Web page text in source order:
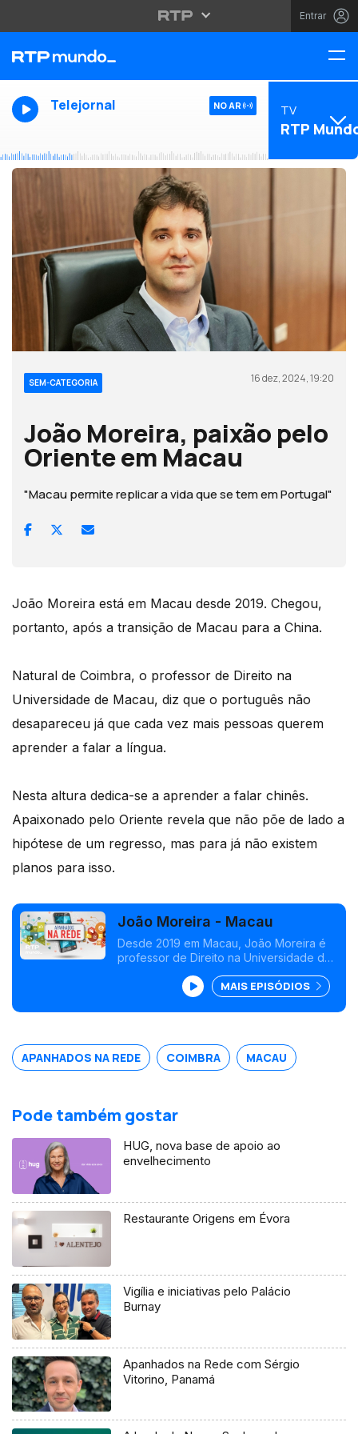
Entrar
Telejornal NO AR TV
RTP
SEM-CATEGORIA 16 dez, 2024, 19:20
João Moreira, paixão pelo
Oriente em Macau
"Macau permite replicar a vida que se tem em Portugal"
João Moreira está em Macau desde 2019. Chegou,
portanto, após a transição de Macau para a China.
Natural de Coimbra, o professor de Direito na
Universidade de Macau, diz que o português não
desapareceu já que cada vez mais pessoas querem
aprender a falar a língua.
Nesta altura dedica-se a aprender a falar chinês.
Apaixonado pelo Oriente revela que não põe de lado a
hipótese de um regresso, mas para já não existem
planos para isso.
João Moreira - Macau
Desde 2019 em Macau, João Moreira é
professor de Direito na Universidade de
cada vez mais pessoas interessadas em
aprender a falar português.
MAIS EPISÓDIOS
APANHADOS NA REDE COIMBRA MACAU
Pode também gostar
HUG, nova base de apoio ao
envelhecimento
Restaurante Origens em Évora
Vigília e iniciativas pelo Palácio
Burnay
Apanhados na Rede com Sérgio
Vitorino, Panamá